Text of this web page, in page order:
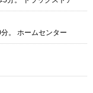
。 ホームセンター